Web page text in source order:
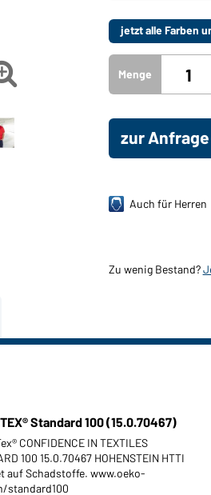
jetzt alle Farben
Menge
zur
Auch für Herren
Zu wenig Bestand?
Standard 100 (15.0.70467)
CONFIDENCE IN TEXTILES
100 15.0.70467 HOHENSTEIN HTTI
auf Schadstoffe. www.oeko-
standard100